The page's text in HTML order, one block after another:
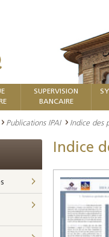
SUPERVISION
BANCAIRE
Publications IPAI Indice des
Indice